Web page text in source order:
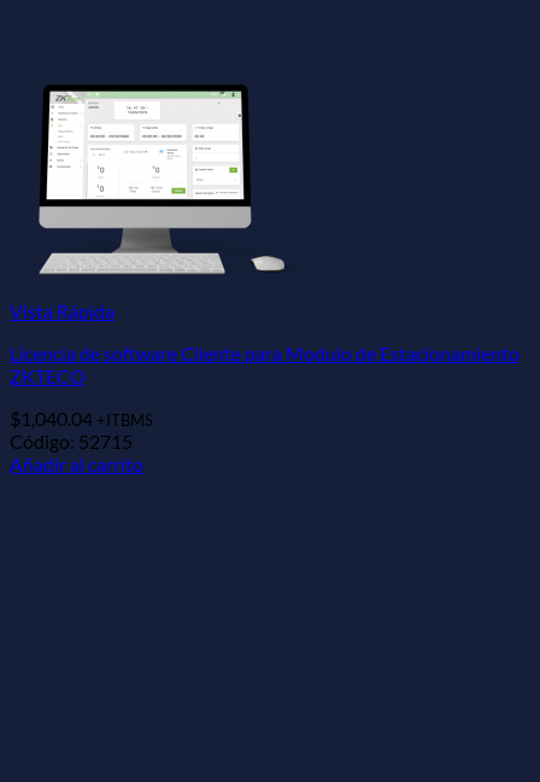
Vista Rápida
Licencia de software Cliente para Modulo de Estacionamiento
ZKTECO
$1,040.04 +ITBMS
Código: 52715
Añadir al carrito